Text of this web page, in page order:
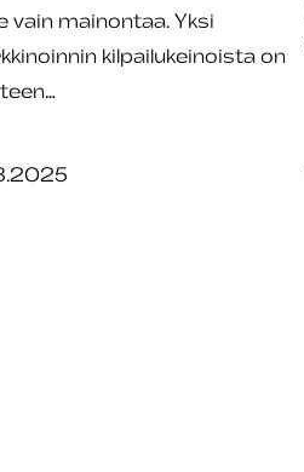
vain mainontaa. Yksi
kilpailukeinoista on